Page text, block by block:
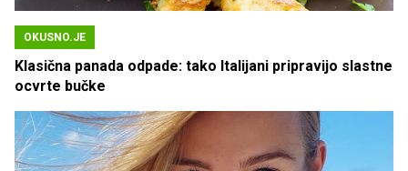
OKUSNO.JE
Klasična panada odpade: tako Italijani pripravijo slastne
ocvrte bučke